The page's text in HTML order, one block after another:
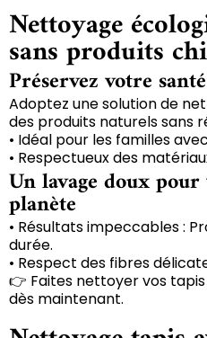
Nettoyage
sans produits
Préservez votre
Adoptez une solution de
des produits naturels sans
• Idéal pour les familles
• Respectueux des
Un lavage doux
planète
• Résultats impeccables :
durée.
• Respect des fibres
👉 Faites nettoyer vos
dès maintenant.